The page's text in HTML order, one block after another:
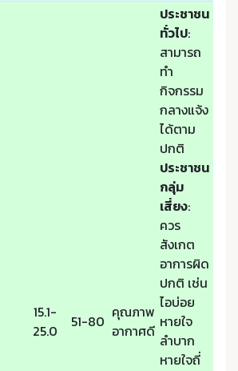
15.1-
25.0
51-80 คุณภาพ
อากาศดี
ประชาชน
ทั่วไป:
สามารถ
ทำ
กิจกรรม
กลางแจ้ง
ได้ตาม
ปกติ
ประชาชน
กลุ่ม
เสี่ยง:
ควร
สังเกต
อาการผิด
ปกติ เช่น
ไอบ่อย
หายใจ
ลำบาก
หายใจถี่